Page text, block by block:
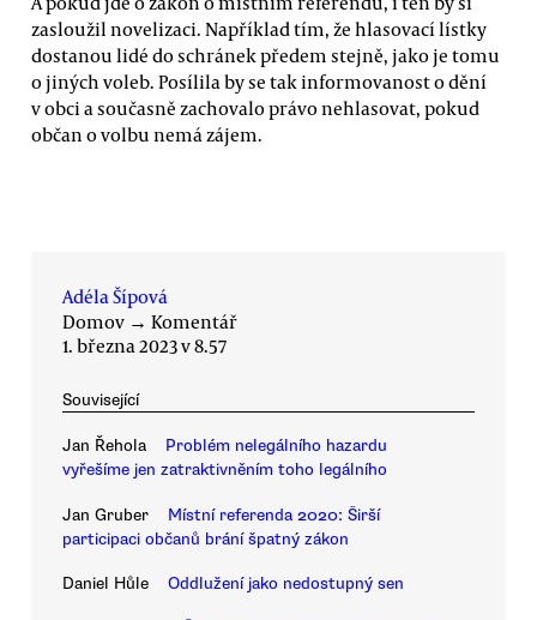
zasloužil novelizaci. Například tím, že hlasovací lístky
dostanou lidé do schránek předem stejně, jako je tomu
o jiných voleb. Posílila by se tak informovanost o dění
v obci a současně zachovalo právo nehlasovat, pokud
občan o volbu nemá zájem.
Adéla Šípová
Domov → Komentář
1. března 2023 v 8.57
Související
Jan Řehola
Problém nelegálního hazardu
vyřešíme jen zatraktivněním toho legálního
Jan Gruber
Místní referenda 2020: Širší
participaci občanů brání špatný zákon
Daniel Hůle Oddlužení jako nedostupný sen